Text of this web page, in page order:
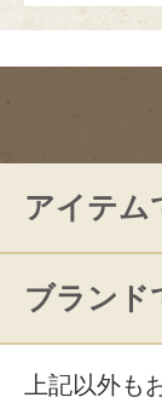
アイテム
ブランド
上記以外も